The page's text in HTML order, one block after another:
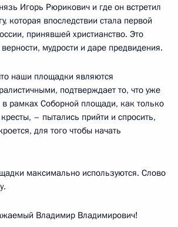
Игорь Рюрикович и где он встретил
которая впоследствии стала первой
принявшей христианство. Это
мудрости и даре предвидения.
наши площадки являются
подтверждает то, что уже
рамках Соборной площади, как только
– пытались прийти и спросить,
для того чтобы начать
максимально используются. Слово
Владимир Владимирович!